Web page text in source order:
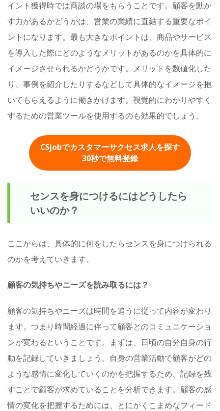
イント獲得時では商談の場をもらうことです。顧客を動か
す力があるかどうかは、営業の業績に直結する重要なポイ
ントになります。最も大きなポイントは、商品やサービス
を導入した際にどのようなメリットがあるのかを具体的に
イメージさせられるかどうかです。メリットを数値化した
り、事例を紹介したりするなどして具体的なイメージを抱
いてもらえるように働きかけます。視覚的にわかりやすく
するための営業ツールを使用するのも効果的でしょう。
CSjobでカスタマーサクセス求人を探す
30秒で無料登録
センスを身につけるにはどうしたら
いいのか？
ここからは、具体的に何をしたらセンスを身につけられる
のかを考えていきます。
顧客の気持ちやニーズを読み取るには？
顧客の気持ちやニーズは時間を追うに従って内容が変わり
ます。つまり時間経過に伴って顧客とのコミュニケーショ
ンが変わるということです。まずは、日頃の自分自身の行
動を記録していきましょう。自身の営業活動で顧客がどの
ような感情に変化していくのかを把握するため、記録を残
すことで顧客が求めていることを分析できます。顧客の感
情の変化を把握するためには、とにかくこまめなフィード